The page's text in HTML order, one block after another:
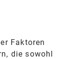
Faktoren
die sowohl